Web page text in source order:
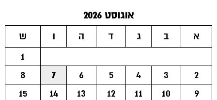
אוגוסט 2026
א
ב ג ד ה ו
ש
1
2
3
4
5
6
7
8
9
10
11
12
13
14
15